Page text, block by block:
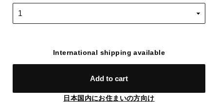
International shipping available
Add to cart
日本国内にお住まいの方向け